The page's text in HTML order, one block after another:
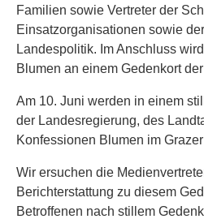
Familien sowie Vertreter der
Einsatzorganisationen sowie
Landespolitik. Im Anschluss
Blumen an einem Gedenkort
Am 10. Juni werden in einem
der Landesregierung, des
Konfessionen Blumen im
Wir ersuchen die
Berichterstattung zu diesem
Betroffenen nach stillem